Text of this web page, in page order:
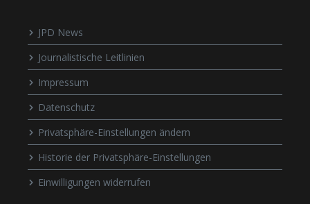
JPD News
Journalistische Leitlinien
Impressum
Datenschutz
Privatsphäre-Einstellungen ändern
Historie der Privatsphäre-Einstellungen
Einwilligungen widerrufen